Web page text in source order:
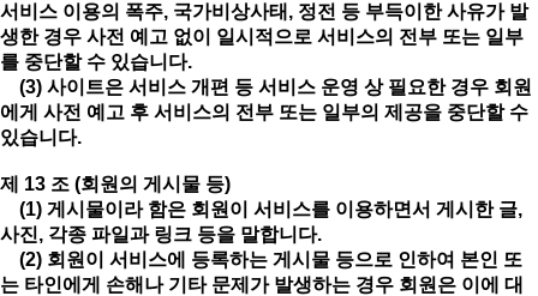
서비스 이용의 폭주, 국가비상사태, 정전 등 부득이한 사유가 발
생한 경우 사전 예고 없이 일시적으로 서비스의 전부 또는 일부
를 중단할 수 있습니다.
(3) 사이트은 서비스 개편 등 서비스 운영 상 필요한 경우 회원
에게 사전 예고 후 서비스의 전부 또는 일부의 제공을 중단할 수
있습니다.
제 13 조 (회원의 게시물 등)
(1) 게시물이라 함은 회원이 서비스를 이용하면서 게시한 글,
사진, 각종 파일과 링크 등을 말합니다.
(2) 회원이 서비스에 등록하는 게시물 등으로 인하여 본인 또
는 타인에게 손해나 기타 문제가 발생하는 경우 회원은 이에 대